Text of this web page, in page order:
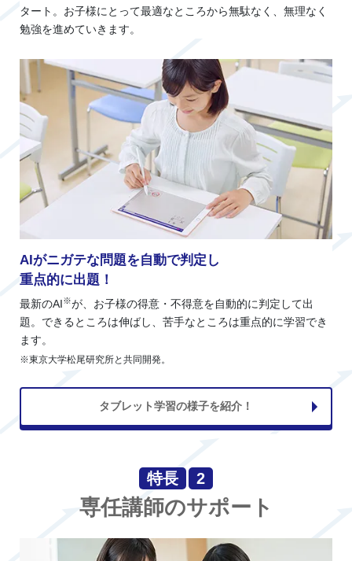
タート。お子様にとって最適なところから無駄なく、無理なく
勉強を進めていきます。
AIがニガテな問題を自動で判定し
重点的に出題！
最新のAI※が、お子様の得意・不得意を自動的に判定して出
題。できるところは伸ばし、苦手なところは重点的に学習でき
ます。
※東京大学松尾研究所と共同開発。
タブレット学習の様子を紹介！
特長 2
専任講師のサポート